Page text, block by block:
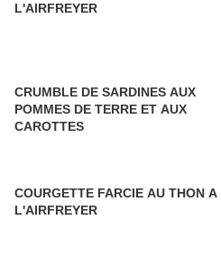
L'AIRFREYER
CRUMBLE DE SARDINES AUX
POMMES DE TERRE ET AUX
CAROTTES
COURGETTE FARCIE AU THON A
L'AIRFREYER